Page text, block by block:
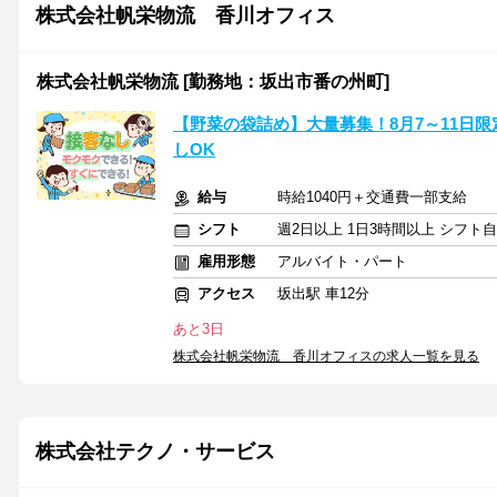
株式会社帆栄物流 香川オフィス
株式会社帆栄物流 [勤務地：坂出市番の州町]
【野菜の袋詰め】大量募集！8月7～11日
しOK
給与
時給1040円＋交通費一部支給
シフト
週2日以上 1日3時間以上 シフト
雇用形態
アルバイト・パート
アクセス
坂出駅 車12分
あと3日
株式会社帆栄物流 香川オフィスの求人一覧を見る
株式会社テクノ・サービス